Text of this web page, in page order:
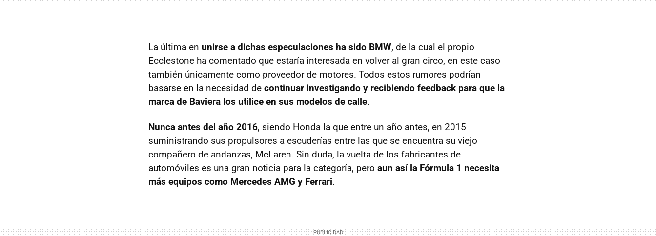
La última en unirse a dichas especulaciones ha sido BMW, de la cual el propio
Ecclestone ha comentado que estaría interesada en volver al gran circo, en este caso
también únicamente como proveedor de motores. Todos estos rumores podrían
basarse en la necesidad de continuar investigando y recibiendo feedback para que la
marca de Baviera los utilice en sus modelos de calle.
Nunca antes del año 2016, siendo Honda la que entre un año antes, en 2015
suministrando sus propulsores a escuderías entre las que se encuentra su viejo
compañero de andanzas, McLaren. Sin duda, la vuelta de los fabricantes de
automóviles es una gran noticia para la categoría, pero aun así la Fórmula 1 necesita
más equipos como Mercedes AMG y Ferrari.